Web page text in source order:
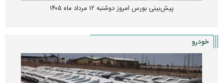
پیش‌بینی بورس امروز دوشنبه ۱۲ مرداد ماه ۱۴۰۵
خودرو